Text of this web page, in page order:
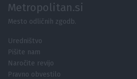
Metropolitan.si
Mesto odličnih zgodb.
Uredništvo
Pišite nam
Naročite revijo
Pravno obvestilo